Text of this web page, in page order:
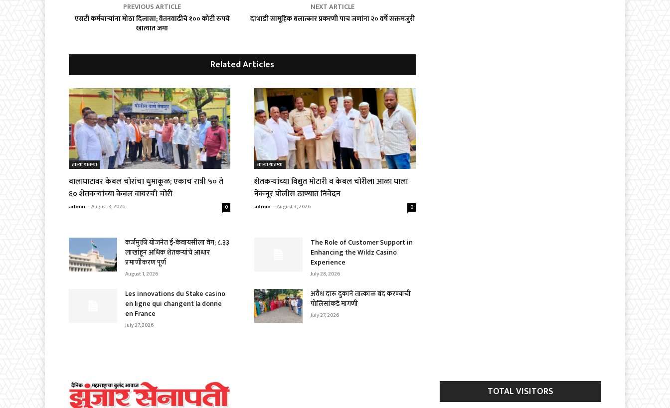
PREVIOUS ARTICLE
एसटी कर्मचाऱ्यांना मोठा दिलासा; वेतनवाढीचे १०० कोटी रुपये
खात्यात जमा
NEXT ARTICLE
दाभाडी सामूहिक बलात्कार प्रकरणी पाच जणांना २० वर्षे सक्तमजुरी
Related Articles
ताज्या बातम्या
बालाघाटावर केबल चोरांचा धुमाकूळ; एकाच रात्री ५० ते
६० शेतकऱ्यांच्या केबल वायरची चोरी
admin - August 3, 2026 0
ताज्या बातम्या
शेतकऱ्यांच्या विद्युत मोटारी व केबल चोरीला आळा घाला
नेकनूर पोलीस ठाण्यात निवेदन
admin - August 3, 2026 0
कर्जमुक्ती योजनेत ई-केवायसीला वेग; ८.३३
लाखांहून अधिक शेतकऱ्यांचे आधार
प्रमाणीकरण पूर्ण
August 1, 2026
The Role of Customer Support in
Enhancing the Wildz Casino
Experience
July 28, 2026
Les innovations du Stake casino
en ligne qui changent la donne
en France
July 27, 2026
अवैध दारू दुकाने तात्काळ बंद करण्याची
पोलिसांकडे मागणी
July 27, 2026
TOTAL VISITORS